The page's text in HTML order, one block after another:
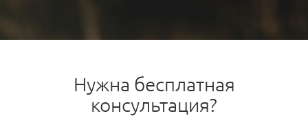
Нужна бесплатная
консультация?